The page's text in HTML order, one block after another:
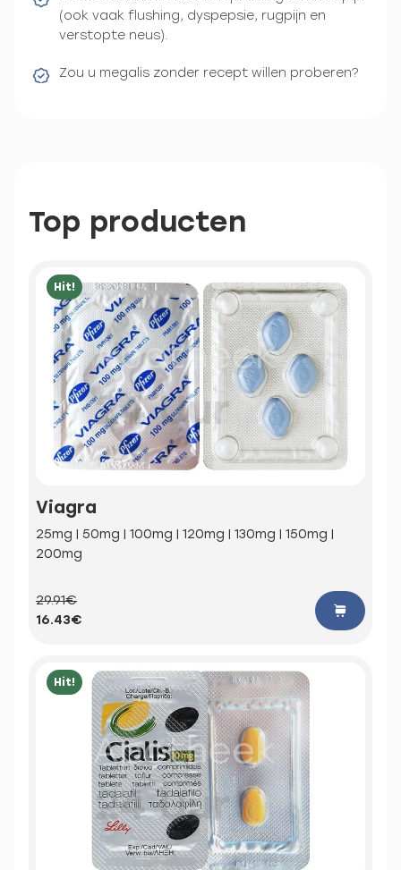
(ook vaak flushing, dyspepsie, rugpijn en
verstopte neus).
Zou u megalis zonder recept willen proberen?
Top producten
Hit!
Viagra
25mg | 50mg | 100mg | 120mg | 130mg | 150mg |
200mg
29.91€
16.43€
Hit!